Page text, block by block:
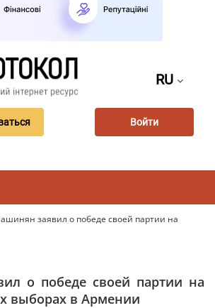
RU
Войти
заявил о победе своей партии на
о победе своей партии на
выборах в Армении